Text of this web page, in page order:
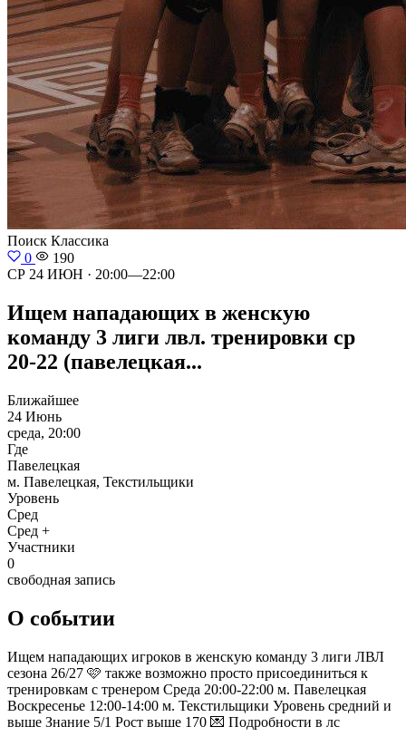
Поиск Классика
0
190
СР 24 ИЮН · 20:00—22:00
Ищем нападающих в женскую
команду 3 лиги лвл. тренировки ср
20-22 (павелецкая...
Ближайшее
24 Июнь
среда, 20:00
Где
Павелецкая
м. Павелецкая, Текстильщики
Уровень
Сред
Сред +
Участники
0
свободная запись
О событии
Ищем нападающих игроков в женскую команду 3 лиги ЛВЛ
сезона 26/27 🩷 также возможно просто присоединиться к
тренировкам с тренером Среда 20:00-22:00 м. Павелецкая
Воскресенье 12:00-14:00 м. Текстильщики Уровень средний и
выше Знание 5/1 Рост выше 170 💌 Подробности в лс